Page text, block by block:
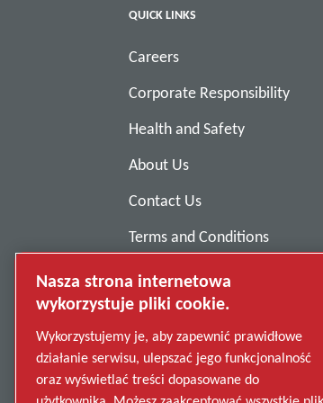
QUICK LINKS
Careers
Corporate Responsibility
Health and Safety
About Us
Contact Us
Terms and Conditions
Anti-Slavery
Privacy Policy
Report Misconduct
Suppliers
Nasza strona internetowa
wykorzystuje pliki cookie.
Wykorzystujemy je, aby zapewnić prawidłowe
działanie serwisu, ulepszać jego funkcjonalność
oraz wyświetlać treści dopasowane do